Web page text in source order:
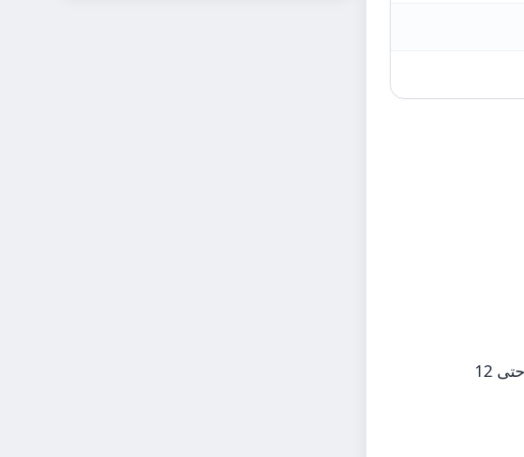
تضم أكبر عدد من الفروع وتعمل جميعها يوميًّا من الساعة 8 صباحًا حتى 12